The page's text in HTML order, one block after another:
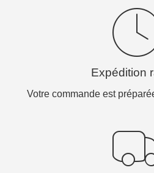
Expédition
Votre commande est